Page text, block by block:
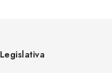
Legislativa